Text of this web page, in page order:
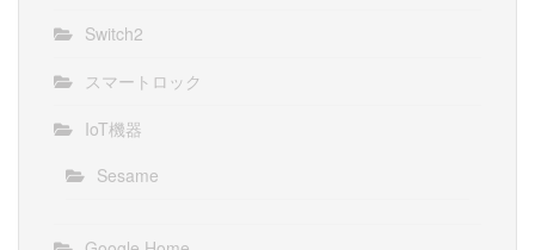
Switch2
スマートロック
IoT機器
Sesame